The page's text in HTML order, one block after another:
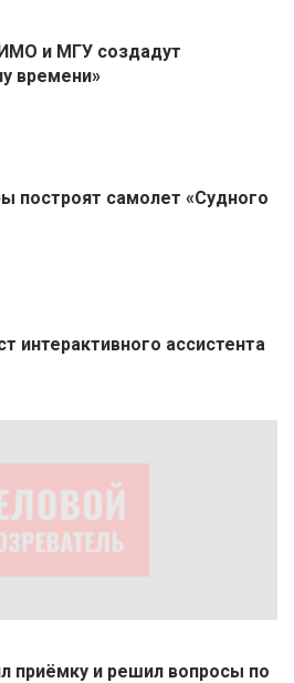
и МГУ создадут
времени»
построят самолет «Судного
интерактивного ассистента
приёмку и решил вопросы по